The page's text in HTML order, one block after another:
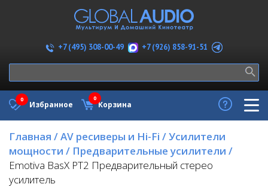
+7 (495) 308-00-49 +7 (926) 858-91-51
Избранное
0
Корзина
0
Главная /AV ресиверы и Hi-Fi /Усилители
мощности / Предварительные усилители /
Emotiva BasX PT2 Предварительный стерео
усилитель